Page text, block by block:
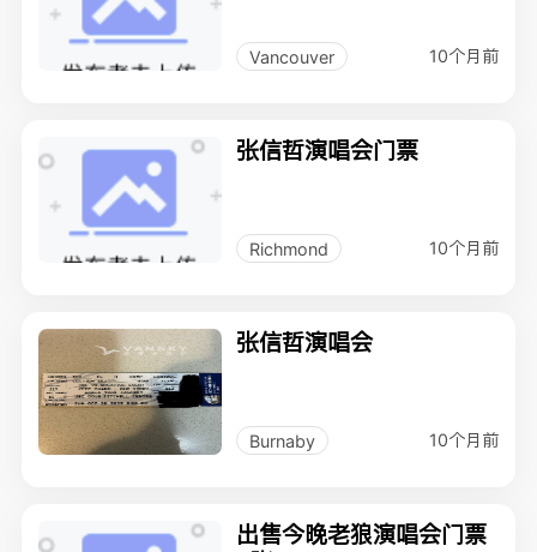
Vancouver 10个月前
张信哲演唱会门票
Richmond 10个月前
张信哲演唱会
Burnaby 10个月前
出售今晚老狼演唱会门票